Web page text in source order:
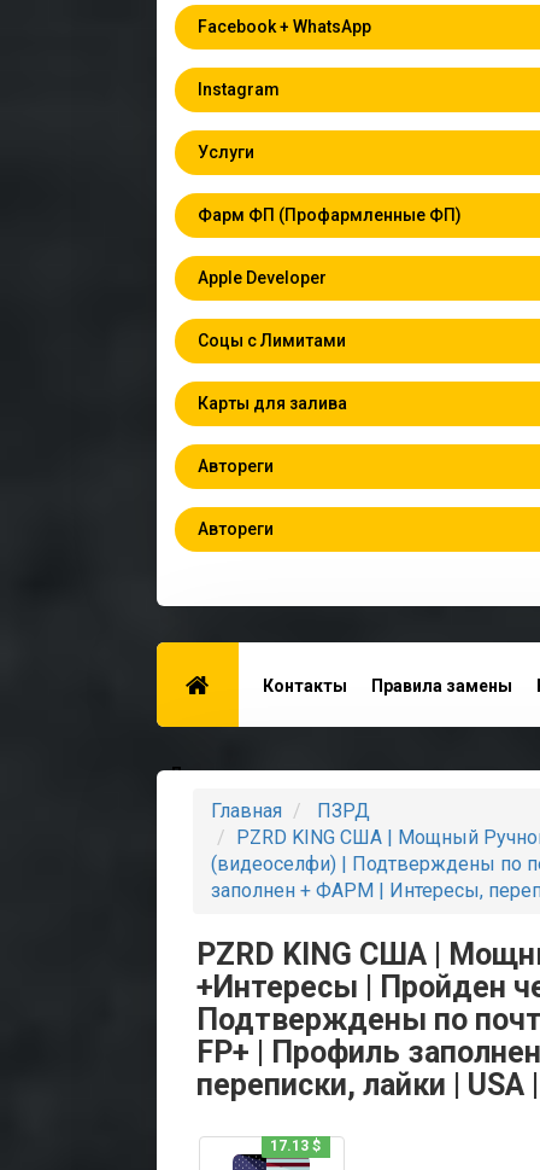
Facebook + WhatsApp
Instagram
Услуги
Фарм ФП (Профармленные ФП)
Apple Developer
Соцы с Лимитами
Карты для залива
Автореги
Автореги
Контакты Правила замены
Для поставщиков
Главная
ПЗРД
PZRD KING США | Мощный
(видеоселфи) | Подтверждены по
заполнен + ФАРМ | Интересы,
PZRD KING США |
+Интересы | Пройден
Подтверждены по
FP+ | Профиль
переписки, лайки | USA
17.13 $